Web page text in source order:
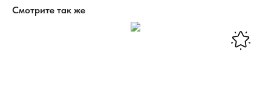
Смотрите так же